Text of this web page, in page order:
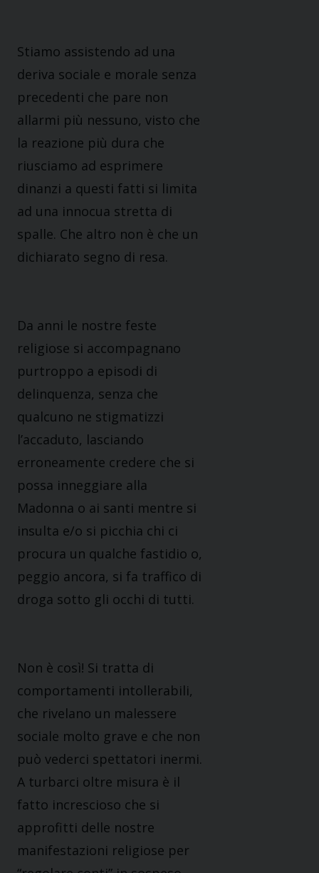
Stiamo assistendo ad una
deriva sociale e morale senza
precedenti che pare non
allarmi più nessuno, visto che
la reazione più dura che
riusciamo ad esprimere
dinanzi a questi fatti si limita
ad una innocua stretta di
spalle. Che altro non è che un
dichiarato segno di resa.
Da anni le nostre feste
religiose si accompagnano
purtroppo a episodi di
delinquenza, senza che
qualcuno ne stigmatizzi
l’accaduto, lasciando
erroneamente credere che si
possa inneggiare alla
Madonna o ai santi mentre si
insulta e/o si picchia chi ci
procura un qualche fastidio o,
peggio ancora, si fa traffico di
droga sotto gli occhi di tutti.
Non è così! Si tratta di
comportamenti intollerabili,
che rivelano un malessere
sociale molto grave e che non
può vederci spettatori inermi.
A turbarci oltre misura è il
fatto increscioso che si
approfitti delle nostre
manifestazioni religiose per